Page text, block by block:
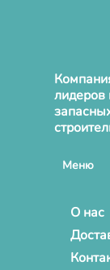
лидеров
Меню
О нас